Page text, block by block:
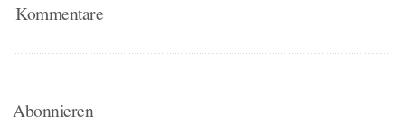
Kommentare
Abonnieren